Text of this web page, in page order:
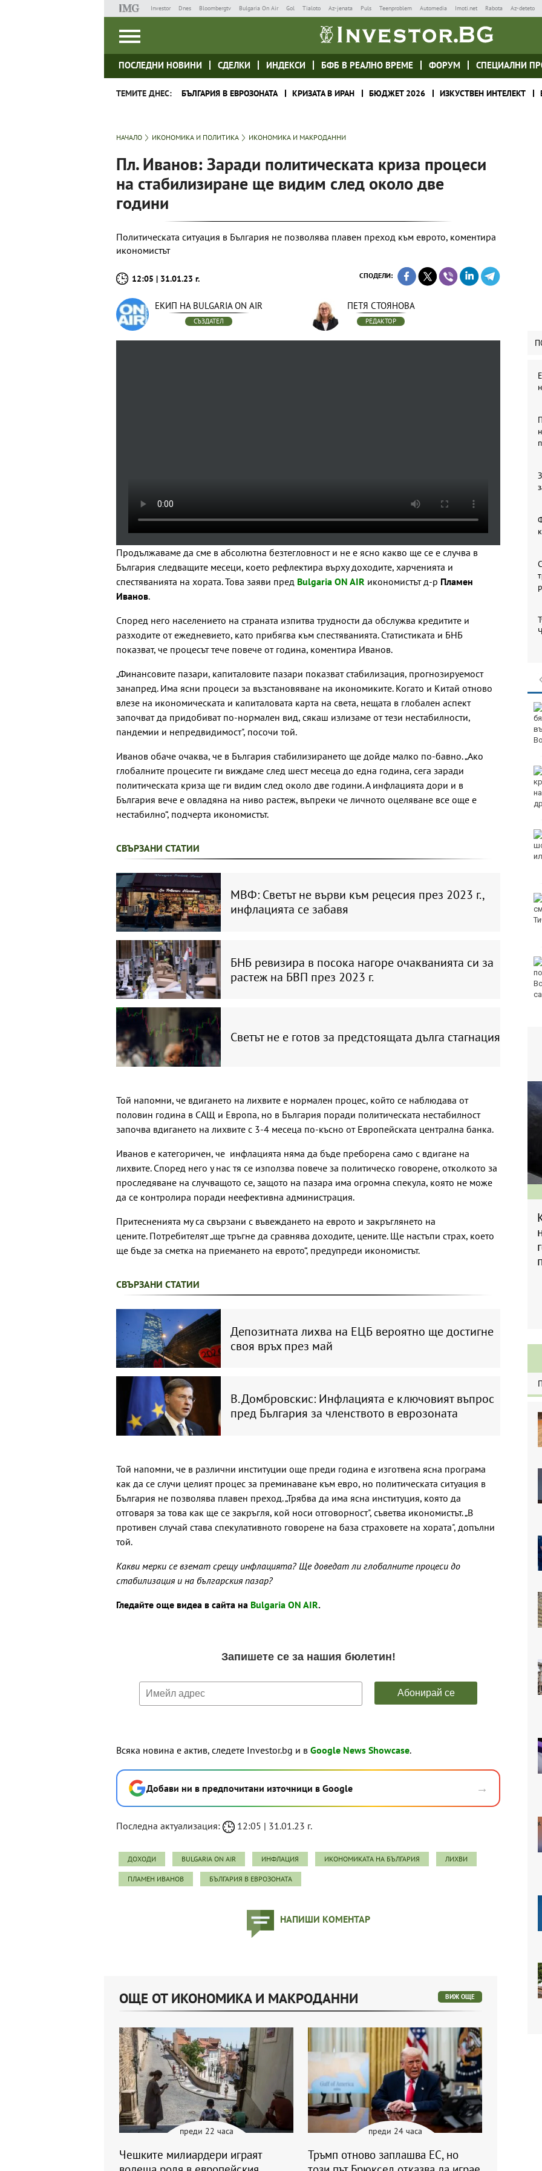
Investor Dnes Bloombergtv Bulgaria On Air Gol Tialoto Az-jenata Puls Teenproblem Automedia Imoti.net Rabota Az-deteto
ПОСЛЕДНИ НОВИНИ СДЕЛКИ ИНДЕКСИ БФБ В РЕАЛНО ВРЕМЕ ФОРУМ СПЕЦИАЛНИ
ТЕМИТЕ ДНЕС: БЪЛГАРИЯ В ЕВРОЗОНАТА КРИЗАТА В ИРАН БЮДЖЕТ 2026 ИЗКУСТВЕН ИНТЕЛЕКТ
НАЧАЛО ИКОНОМИКА И ПОЛИТИКА ИКОНОМИКА И МАКРОДАННИ
Пл. Иванов: Заради политическата криза процеси
на стабилизиране ще видим след около две
години
Политическата ситуация в България не позволява плавен преход към еврото, коментира
икономистът
12:05 | 31.01.23 г. СПОДЕЛИ:
ЕКИП НА BULGARIA ON AIR
СЪЗДАТЕЛ
ПЕТЯ СТОЯНОВА
РЕДАКТОР
Продължаваме да сме в абсолютна безтегловност и не е ясно какво ще се е случва в
България следващите месеци, което рефлектира върху доходите, харченията и
спестяванията на хората. Това заяви пред Bulgaria ON AIR икономистът д-р Пламен
Иванов.
Според него населението на страната изпитва трудности да обслужва кредитите и
разходите от ежедневието, като прибягва към спестяванията. Статистиката и БНБ
показват, че процесът тече повече от година, коментира Иванов.
„Финансовите пазари, капиталовите пазари показват стабилизация, прогнозируемост
занапред. Има ясни процеси за възстановяване на икономиките. Когато и Китай отново
влезе на икономическата и капиталовата карта на света, нещата в глобален аспект
започват да придобиват по-нормален вид, сякаш излизаме от тези нестабилности,
пандемии и непредвидимост", посочи той.
Иванов обаче очаква, че в България стабилизирането ще дойде малко по-бавно. „Ако
глобалните процесите ги виждаме след шест месеца до една година, сега заради
политическата криза ще ги видим след около две години. А инфлацията дори и в
България вече е овладяна на ниво растеж, въпреки че личното оцеляване все още е
нестабилно“, подчерта икономистът.
СВЪРЗАНИ СТАТИИ
МВФ: Светът не върви към рецесия през 2023 г.,
инфлацията се забавя
БНБ ревизира в посока нагоре очакванията си за
растеж на БВП през 2023 г.
Светът не е готов за предстоящата дълга стагнация
Той напомни, че вдигането на лихвите е нормален процес, който се наблюдава от
половин година в САЩ и Европа, но в България поради политическата нестабилност
започва вдигането на лихвите с 3-4 месеца по-късно от Европейската централна банка.
Иванов е категоричен, че инфлацията няма да бъде преборена само с вдигане на
лихвите. Според него у нас тя се използва повече за политическо говорене, отколкото за
проследяване на случващото се, защото на пазара има огромна спекула, която не може
да се контролира поради неефективна администрация.
Притесненията му са свързани с въвеждането на еврото и закръглянето на
цените. Потребителят „ще тръгне да сравнява доходите, цените. Ще настъпи страх, което
ще бъде за сметка на приемането на еврото“, предупреди икономистът.
СВЪРЗАНИ СТАТИИ
Депозитната лихва на ЕЦБ вероятно ще достигне
своя връх през май
В. Домбровскис: Инфлацията е ключовият въпрос
пред България за членството в еврозоната
Той напомни, че в различни институции още преди година е изготвена ясна програма
как да се случи целият процес за преминаване към евро, но политическата ситуация в
България не позволява плавен преход. „Трябва да има ясна институция, която да
отговаря за това как ще се закръгля, кой носи отговорност", съветва икономистът. „В
противен случай става спекулативното говорене на база страховете на хората", допълни
той.
Какви мерки се вземат срещу инфлацията? Ще доведат ли глобалните процеси до
стабилизация и на българския пазар?
Гледайте още видеа в сайта на Bulgaria ON AIR.
Всяка новина е актив, следете Investor.bg и в Google News Showcase.
Добави ни в предпочитани източници в Google →
Последна актуализация: 12:05 | 31.01.23 г.
ДОХОДИ BULGARIA ON AIR ИНФЛАЦИЯ ИКОНОМИКАТА НА БЪЛГАРИЯ ЛИХВИ
ПЛАМЕН ИВАНОВ БЪЛГАРИЯ В ЕВРОЗОНАТА
НАПИШИ КОМЕНТАР
Нови 45 курсанти бяха
посрещнати във
Няма дълбоки кратери
на мястото, на което
се взриви дрон у нас
или наркотици
Хаджирусев смени
"Ние, потребителите":
ОЩЕ ОТ ИКОНОМИКА И МАКРОДАННИ ВИЖ ОЩЕ
преди 22 часа
Чешките милиардери играят
преди 24 часа
Тръмп отново заплашва ЕС, но